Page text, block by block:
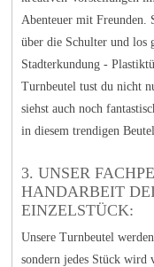
Abenteuer mit Freunden.
über die Schulter und los
Stadterkundung -
Turnbeutel tust du nicht
siehst auch noch
in diesem trendigen
3. UNSER
HANDARBEIT
EINZELSTÜCK:
Unsere Turnbeutel
sondern jedes Stück wird